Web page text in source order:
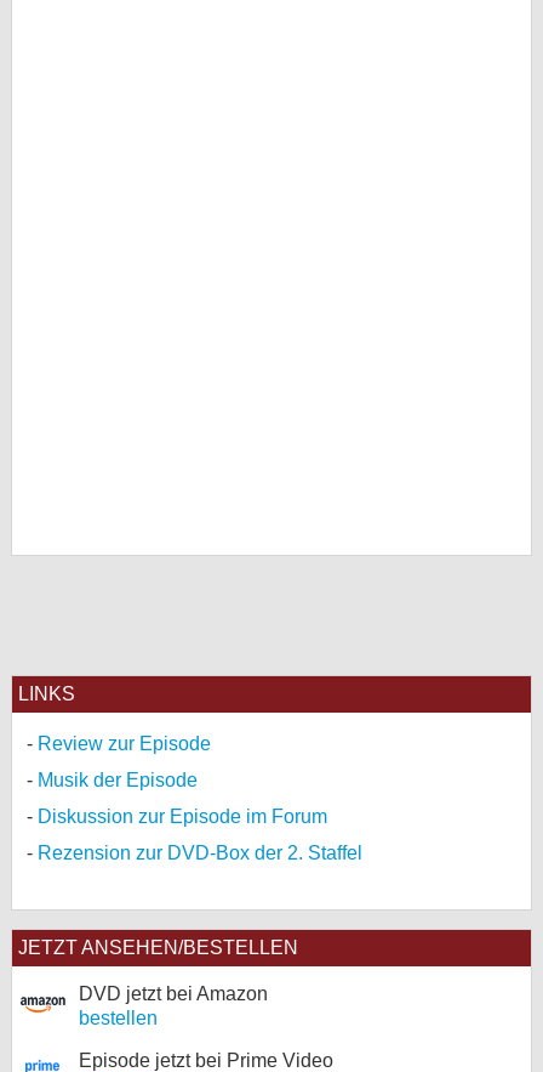
LINKS
Review zur Episode
Musik der Episode
Diskussion zur Episode im Forum
Rezension zur DVD-Box der 2. Staffel
JETZT ANSEHEN/BESTELLEN
DVD jetzt bei Amazon
bestellen
Episode jetzt bei Prime Video